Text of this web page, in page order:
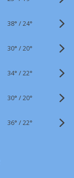
38° /24°
30° /20°
34° /22°
30° /20°
36° /22°